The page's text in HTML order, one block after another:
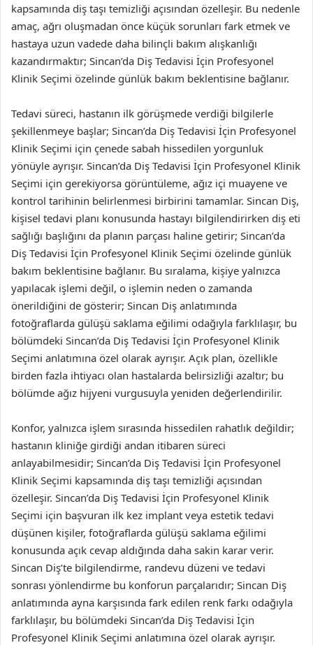
kapsamında diş taşı temizliği açısından özelleşir. Bu nedenle
amaç, ağrı oluşmadan önce küçük sorunları fark etmek ve
hastaya uzun vadede daha bilinçli bakım alışkanlığı
kazandırmaktır; Sincan’da Diş Tedavisi İçin Profesyonel
Klinik Seçimi özelinde günlük bakım beklentisine bağlanır.
Tedavi süreci, hastanın ilk görüşmede verdiği bilgilerle
şekillenmeye başlar; Sincan’da Diş Tedavisi İçin Profesyonel
Klinik Seçimi için çenede sabah hissedilen yorgunluk
yönüyle ayrışır. Sincan’da Diş Tedavisi İçin Profesyonel Klinik
Seçimi için gerekiyorsa görüntüleme, ağız içi muayene ve
kontrol tarihinin belirlenmesi birbirini tamamlar. Sincan Diş,
kişisel tedavi planı konusunda hastayı bilgilendirirken diş eti
sağlığı başlığını da planın parçası haline getirir; Sincan’da
Diş Tedavisi İçin Profesyonel Klinik Seçimi özelinde günlük
bakım beklentisine bağlanır. Bu sıralama, kişiye yalnızca
yapılacak işlemi değil, o işlemin neden o zamanda
önerildiğini de gösterir; Sincan Diş anlatımında
fotoğraflarda gülüşü saklama eğilimi odağıyla farklılaşır, bu
bölümdeki Sincan’da Diş Tedavisi İçin Profesyonel Klinik
Seçimi anlatımına özel olarak ayrışır. Açık plan, özellikle
birden fazla ihtiyacı olan hastalarda belirsizliği azaltır; bu
bölümde ağız hijyeni vurgusuyla yeniden değerlendirilir.
Konfor, yalnızca işlem sırasında hissedilen rahatlık değildir;
hastanın kliniğe girdiği andan itibaren süreci
anlayabilmesidir; Sincan’da Diş Tedavisi İçin Profesyonel
Klinik Seçimi kapsamında diş taşı temizliği açısından
özelleşir. Sincan’da Diş Tedavisi İçin Profesyonel Klinik
Seçimi için başvuran ilk kez implant veya estetik tedavi
düşünen kişiler, fotoğraflarda gülüşü saklama eğilimi
konusunda açık cevap aldığında daha sakin karar verir.
Sincan Diş’te bilgilendirme, randevu düzeni ve tedavi
sonrası yönlendirme bu konforun parçalarıdır; Sincan Diş
anlatımında ayna karşısında fark edilen renk farkı odağıyla
farklılaşır, bu bölümdeki Sincan’da Diş Tedavisi İçin
Profesyonel Klinik Seçimi anlatımına özel olarak ayrışır.